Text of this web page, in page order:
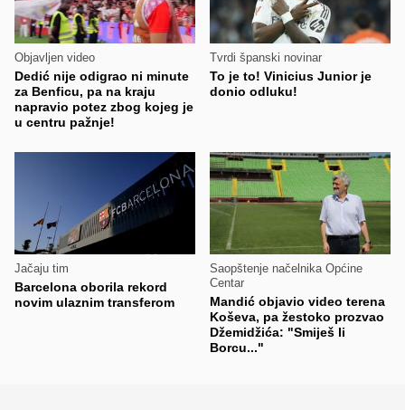
Objavljen video
Dedić nije odigrao ni minute
za Benficu, pa na kraju
napravio potez zbog kojeg je
u centru pažnje!
Tvrdi španski novinar
To je to! Vinicius Junior je
donio odluku!
Jačaju tim
Barcelona oborila rekord
novim ulaznim transferom
Saopštenje načelnika Općine
Centar
Mandić objavio video terena
Koševa, pa žestoko prozvao
Džemidžića: "Smiješ li
Borcu..."